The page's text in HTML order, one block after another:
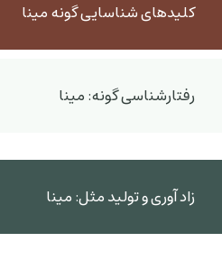
کلیدهای شناسایی گونه مینا
رفتارشناسی گونه: مینا
زاد آوری و تولید مثل: مینا